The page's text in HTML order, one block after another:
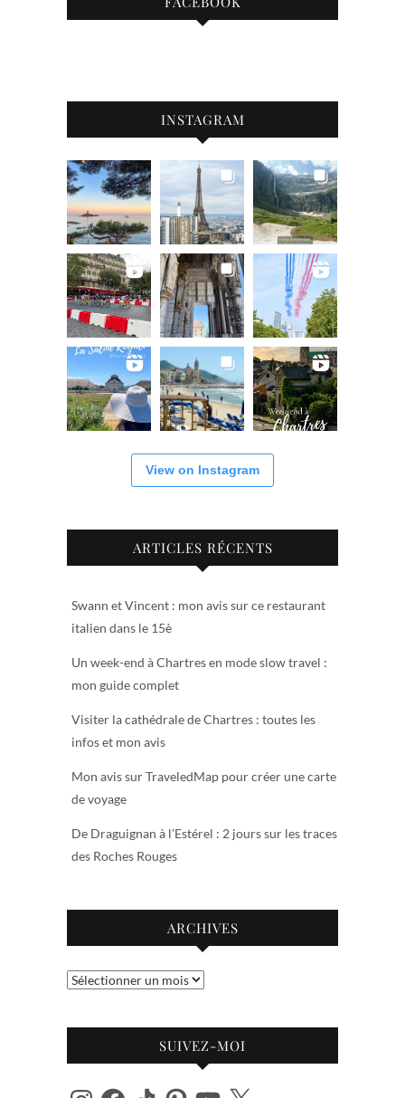
INSTAGRAM
View on Instagram
ARTICLES RÉCENTS
Swann et Vincent : mon avis sur ce restaurant
italien dans le 15è
Un week-end à Chartres en mode slow travel :
mon guide complet
Visiter la cathédrale de Chartres : toutes les
infos et mon avis
Mon avis sur TraveledMap pour créer une carte
de voyage
De Draguignan à l’Estérel : 2 jours sur les traces
des Roches Rouges
ARCHIVES
Archives
SUIVEZ-MOI
InstagramFacebook
TikTok PinterestYouTube
X